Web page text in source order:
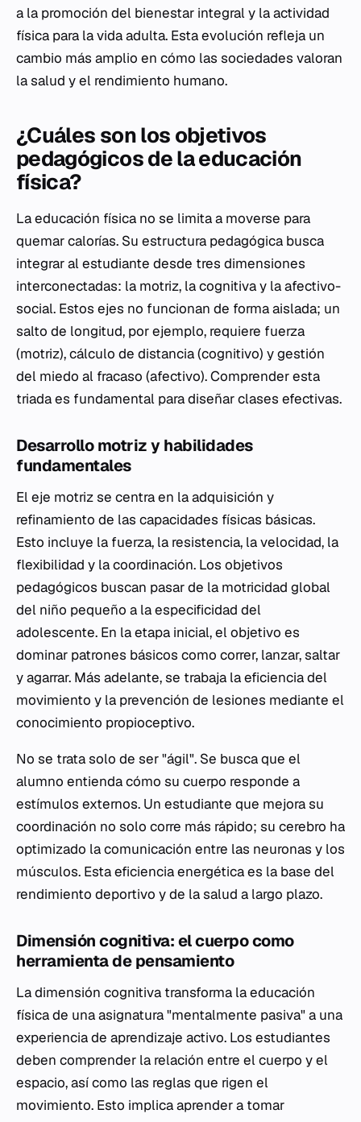
a la promoción del bienestar integral y la actividad
física para la vida adulta. Esta evolución refleja un
cambio más amplio en cómo las sociedades valoran
la salud y el rendimiento humano.
¿Cuáles son los objetivos
pedagógicos de la educación
física?
La educación física no se limita a moverse para
quemar calorías. Su estructura pedagógica busca
integrar al estudiante desde tres dimensiones
interconectadas: la motriz, la cognitiva y la afectivo-
social. Estos ejes no funcionan de forma aislada; un
salto de longitud, por ejemplo, requiere fuerza
(motriz), cálculo de distancia (cognitivo) y gestión
del miedo al fracaso (afectivo). Comprender esta
triada es fundamental para diseñar clases efectivas.
Desarrollo motriz y habilidades
fundamentales
El eje motriz se centra en la adquisición y
refinamiento de las capacidades físicas básicas.
Esto incluye la fuerza, la resistencia, la velocidad, la
flexibilidad y la coordinación. Los objetivos
pedagógicos buscan pasar de la motricidad global
del niño pequeño a la especificidad del
adolescente. En la etapa inicial, el objetivo es
dominar patrones básicos como correr, lanzar, saltar
y agarrar. Más adelante, se trabaja la eficiencia del
movimiento y la prevención de lesiones mediante el
conocimiento propioceptivo.
No se trata solo de ser "ágil". Se busca que el
alumno entienda cómo su cuerpo responde a
estímulos externos. Un estudiante que mejora su
coordinación no solo corre más rápido; su cerebro ha
optimizado la comunicación entre las neuronas y los
músculos. Esta eficiencia energética es la base del
rendimiento deportivo y de la salud a largo plazo.
Dimensión cognitiva: el cuerpo como
herramienta de pensamiento
La dimensión cognitiva transforma la educación
física de una asignatura "mentalmente pasiva" a una
experiencia de aprendizaje activo. Los estudiantes
deben comprender la relación entre el cuerpo y el
espacio, así como las reglas que rigen el
movimiento. Esto implica aprender a tomar